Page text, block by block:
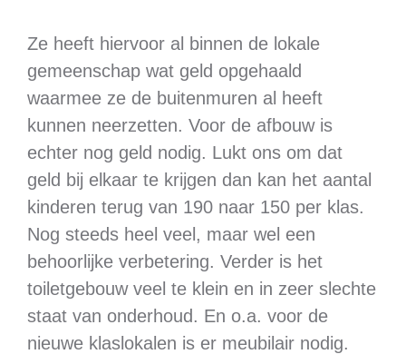
Ze heeft hiervoor al binnen de lokale
gemeenschap wat geld opgehaald
waarmee ze de buitenmuren al heeft
kunnen neerzetten. Voor de afbouw is
echter nog geld nodig. Lukt ons om dat
geld bij elkaar te krijgen dan kan het aantal
kinderen terug van 190 naar 150 per klas.
Nog steeds heel veel, maar wel een
behoorlijke verbetering. Verder is het
toiletgebouw veel te klein en in zeer slechte
staat van onderhoud. En o.a. voor de
nieuwe klaslokalen is er meubilair nodig.